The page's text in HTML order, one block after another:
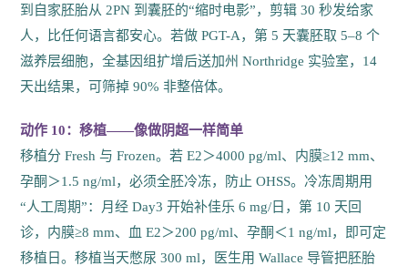
到自家胚胎从 2PN 到囊胚的“缩时电影”，剪辑 30 秒发给家
人，比任何语言都安心。若做 PGT-A，第 5 天囊胚取 5–8 个
滋养层细胞，全基因组扩增后送加州 Northridge 实验室，14
天出结果，可筛掉 90% 非整倍体。
动作 10：移植——像做阴超一样简单
移植分 Fresh 与 Frozen。若 E2＞4000 pg/ml、内膜≥12 mm、
孕酮＞1.5 ng/ml，必须全胚冷冻，防止 OHSS。冷冻周期用
“人工周期”：月经 Day3 开始补佳乐 6 mg/日，第 10 天回
诊，内膜≥8 mm、血 E2＞200 pg/ml、孕酮＜1 ng/ml，即可定
移植日。移植当天憋尿 300 ml，医生用 Wallace 导管把胚胎